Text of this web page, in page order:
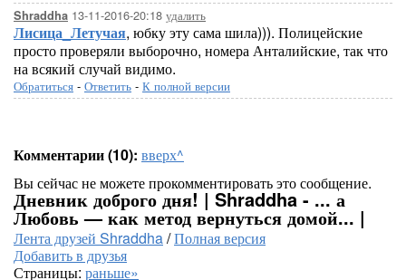
Shraddha 13-11-2016-20:18 удалить
Лисица_Летучая, юбку эту сама шила))). Полицейские
просто проверяли выборочно, номера Анталийские, так что
на всякий случай видимо.
Обратиться - Ответить - К полной версии
Комментарии (10): вверх^
Вы сейчас не можете прокомментировать это сообщение.
Дневник доброго дня! | Shraddha - ... а
Любовь — как метод вернуться домой... |
Лента друзей Shraddha/Полная версия
Добавить в друзья
Страницы: раньше»